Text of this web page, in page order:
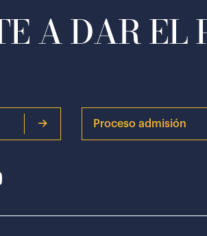
A DAR EL
Proceso admisión